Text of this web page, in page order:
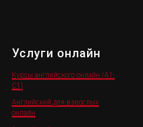
Услуги онлайн
Курсы английского онлайн (A1-
C1)
Английский для взрослых
онлайн